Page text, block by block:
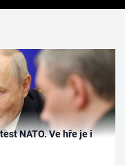
NATO. Ve hře je i